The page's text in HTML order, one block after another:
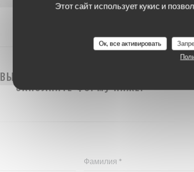
Этот сайт использует кукис и
Ок, все активировать
ВЫ ХОТИТЕ СВЯЗАТЬСЯ С НАМИ?
ЗАПОЛНИТЕ ФОРМУ НИЖЕ!